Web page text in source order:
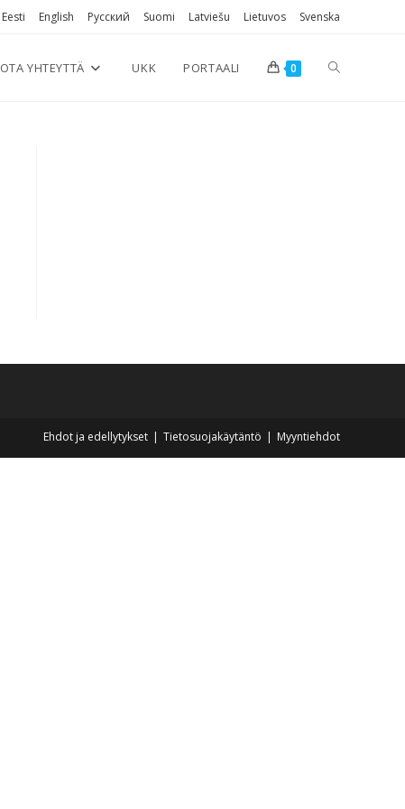
Eesti English Русский Suomi Latviešu Lietuvos Svenska
OTA YHTEYTTÄ UKK PORTAALI 0 TOGGLE
Ehdot ja edellytykset Tietosuojakäytäntö Myyntiehdot